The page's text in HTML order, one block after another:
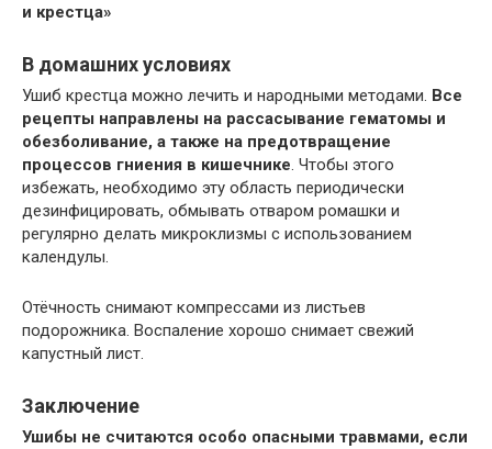
и крестца»
В домашних условиях
Ушиб крестца можно лечить и народными методами. Все
рецепты направлены на рассасывание гематомы и
обезболивание, а также на предотвращение
процессов гниения в кишечнике. Чтобы этого
избежать, необходимо эту область периодически
дезинфицировать, обмывать отваром ромашки и
регулярно делать микроклизмы с использованием
календулы.
Отёчность снимают компрессами из листьев
подорожника. Воспаление хорошо снимает свежий
капустный лист.
Заключение
Ушибы не считаются особо опасными травмами, если